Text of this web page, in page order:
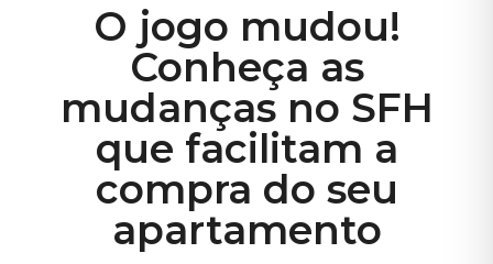
O jogo mudou!
Conheça as
mudanças no SFH
que facilitam a
compra do seu
apartamento